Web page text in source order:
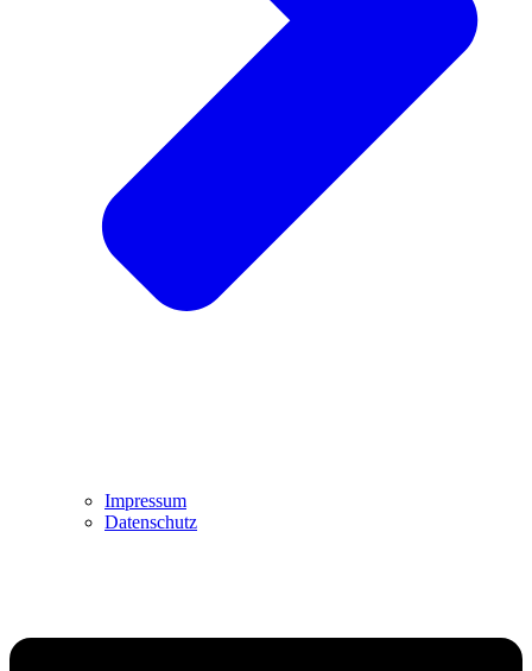
Impressum
Datenschutz